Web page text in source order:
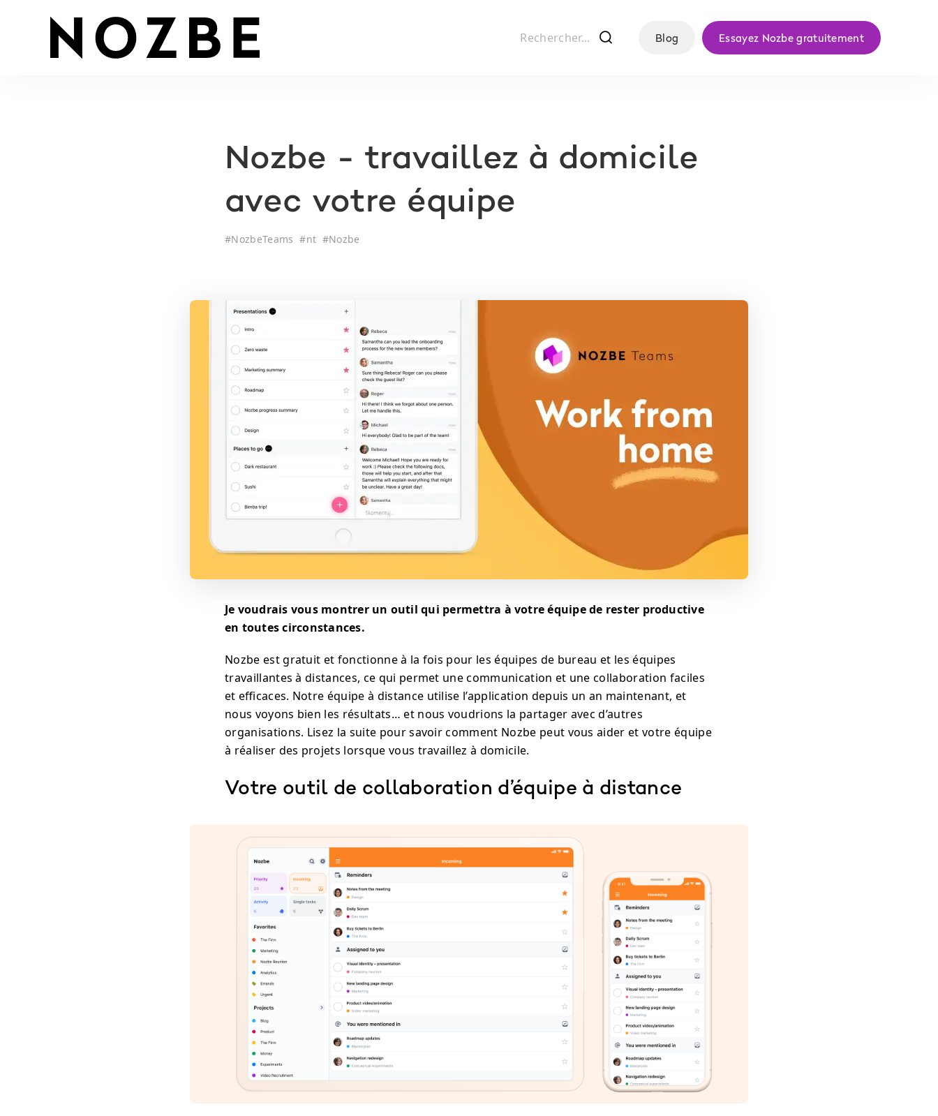
f Blog Essayez Nozbe gratuitement
Nozbe - travaillez à domicile
avec votre équipe
#NozbeTeams #nt #Nozbe
Je voudrais vous montrer un outil qui permettra à votre équipe de rester productive
en toutes circonstances.
Nozbe est gratuit et fonctionne à la fois pour les équipes de bureau et les équipes
travaillantes à distances, ce qui permet une communication et une collaboration faciles
et efficaces. Notre équipe à distance utilise l’application depuis un an maintenant, et
nous voyons bien les résultats… et nous voudrions la partager avec d’autres
organisations. Lisez la suite pour savoir comment Nozbe peut vous aider et votre équipe
à réaliser des projets lorsque vous travaillez à domicile.
Votre outil de collaboration d’équipe à distance